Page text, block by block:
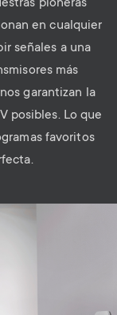
pioneras
en cualquier
señales a una
más
garantizan la
posibles. Lo que
favoritos